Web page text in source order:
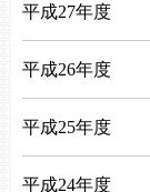
平成27年度
平成26年度
平成25年度
平成24年度